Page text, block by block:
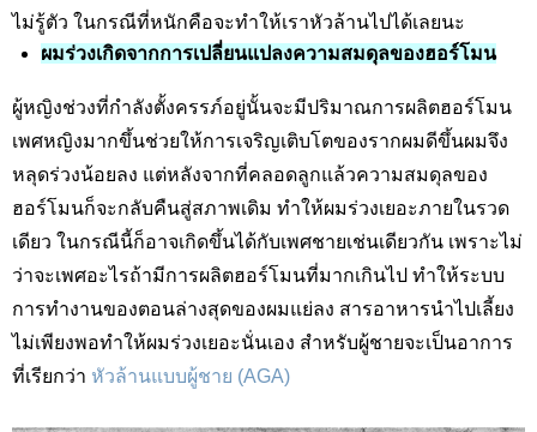
ไม่รู้ตัว ในกรณีที่หนักคือจะทำให้เราหัวล้านไปได้เลยนะ
ผมร่วงเกิดจากการเปลี่ยนแปลงความสมดุลของฮอร์โมน
ผู้หญิงช่วงที่กำลังตั้งครรภ์อยู่นั้นจะมีปริมาณการผลิตฮอร์โมน
เพศหญิงมากขึ้นช่วยให้การเจริญเติบโตของรากผมดีขึ้นผมจึง
หลุดร่วงน้อยลง แต่หลังจากที่คลอดลูกแล้วความสมดุลของ
ฮอร์โมนก็จะกลับคืนสู่สภาพเดิม ทำให้ผมร่วงเยอะภายในรวด
เดียว ในกรณีนี้ก็อาจเกิดขึ้นได้กับเพศชายเช่นเดียวกัน เพราะไม่
ว่าจะเพศอะไรถ้ามีการผลิตฮอร์โมนที่มากเกินไป ทำให้ระบบ
การทำงานของตอนล่างสุดของผมแย่ลง สารอาหารนำไปเลี้ยง
ไม่เพียงพอทำให้ผมร่วงเยอะนั่นเอง สำหรับผู้ชายจะเป็นอาการ
ที่เรียกว่า หัวล้านแบบผู้ชาย (AGA)